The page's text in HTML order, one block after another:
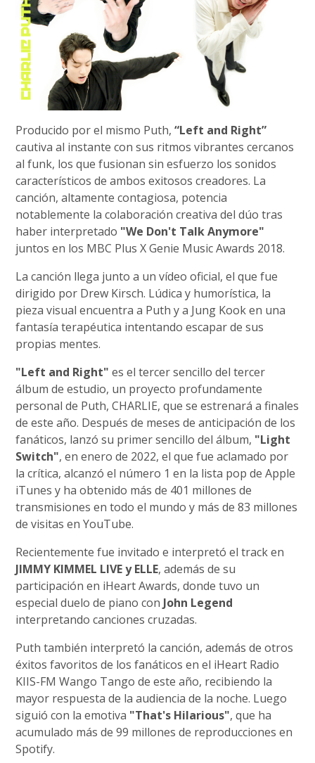
Producido por el mismo Puth,“Left and Right”
cautiva al instante con sus ritmos vibrantes cercanos
al funk, los que fusionan sin esfuerzo los sonidos
característicos de ambos exitosos creadores. La
canción, altamente contagiosa, potencia
notablemente la colaboración creativa del dúo tras
haber interpretado "We Don't Talk Anymore"
juntos en los MBC Plus X Genie Music Awards 2018.
La canción llega junto a un vídeo oficial, el que fue
dirigido por Drew Kirsch. Lúdica y humorística, la
pieza visual encuentra a Puth y a Jung Kook en una
fantasía terapéutica intentando escapar de sus
propias mentes.
"Left and Right" es el tercer sencillo del tercer
álbum de estudio, un proyecto profundamente
personal de Puth, CHARLIE, que se estrenará a finales
de este año. Después de meses de anticipación de los
fanáticos, lanzó su primer sencillo del álbum, "Light
Switch", en enero de 2022, el que fue aclamado por
la crítica, alcanzó el número 1 en la lista pop de Apple
iTunes y ha obtenido más de 401 millones de
transmisiones en todo el mundo y más de 83 millones
de visitas en YouTube.
Recientemente fue invitado e interpretó el track en
JIMMY KIMMEL LIVE y ELLE, además de su
participación en iHeart Awards, donde tuvo un
especial duelo de piano con John Legend
interpretando canciones cruzadas.
Puth también interpretó la canción, además de otros
éxitos favoritos de los fanáticos en el iHeart Radio
KIIS-FM Wango Tango de este año, recibiendo la
mayor respuesta de la audiencia de la noche. Luego
siguió con la emotiva "That's Hilarious", que ha
acumulado más de 99 millones de reproducciones en
Spotify.